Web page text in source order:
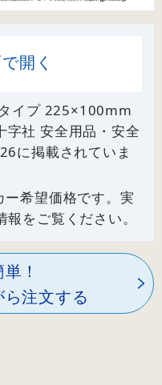
開く
イプ 225×100mm
社 安全用品・安全
に掲載されていま
希望価格です。実
をご覧ください。
！
注文する